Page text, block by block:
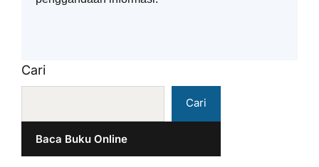
Cari
Cari
Baca Buku Online